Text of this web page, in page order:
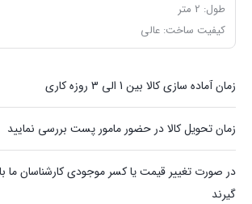
طول: 2 متر
کیفیت ساخت: عالی
زمان آماده سازی کالا بین 1 الی 3 روزه کاری
زمان تحویل کالا در حضور مامور پست بررسی نمایید
در صورت تغییر قیمت یا کسر موجودی کارشناسان ما
گیرند